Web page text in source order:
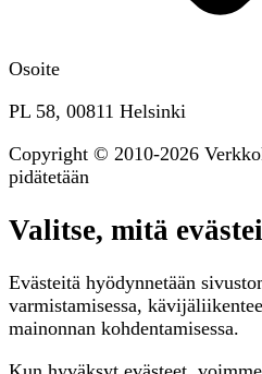
Osoite
PL 58, 00811 Helsinki
Copyright © 2010-2026
pidätetään
Valitse, mitä
Evästeitä hyödynnetään
varmistamisessa,
mainonnan kohdentamisessa.